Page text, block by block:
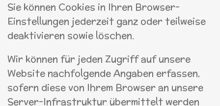
Sie können Cookies in Ihren Browser-
Einstellungen jederzeit ganz oder teilweise
deaktivieren sowie löschen.
Wir können für jeden Zugriff auf unsere
Website nachfolgende Angaben erfassen,
sofern diese von Ihrem Browser an unsere
Server-Infrastruktur übermittelt werden